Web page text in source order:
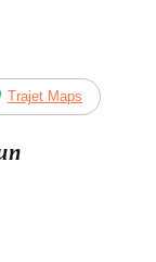
Trajet Maps